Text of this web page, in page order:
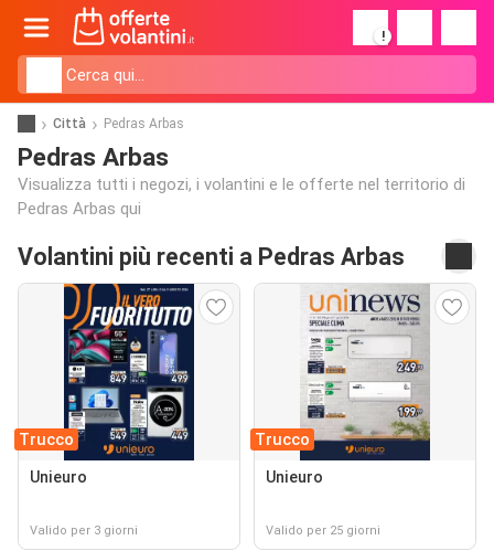
!
Città Pedras Arbas
Pedras Arbas
Visualizza tutti i negozi, i volantini e le offerte nel territorio di
Pedras Arbas qui
Volantini più recenti a Pedras Arbas
Trucco
Unieuro
Valido per 3 giorni
Trucco
Unieuro
Valido per 25 giorni